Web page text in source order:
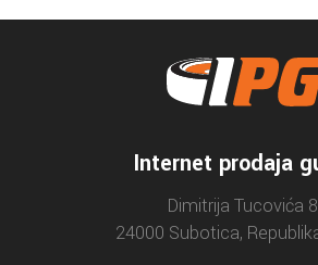
Internet prodaja
Dimitrija Tucovića
24000 Subotica,